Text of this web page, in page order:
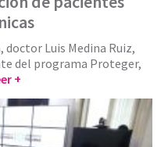
Luis Medina Ruiz,
del programa Proteger,
+